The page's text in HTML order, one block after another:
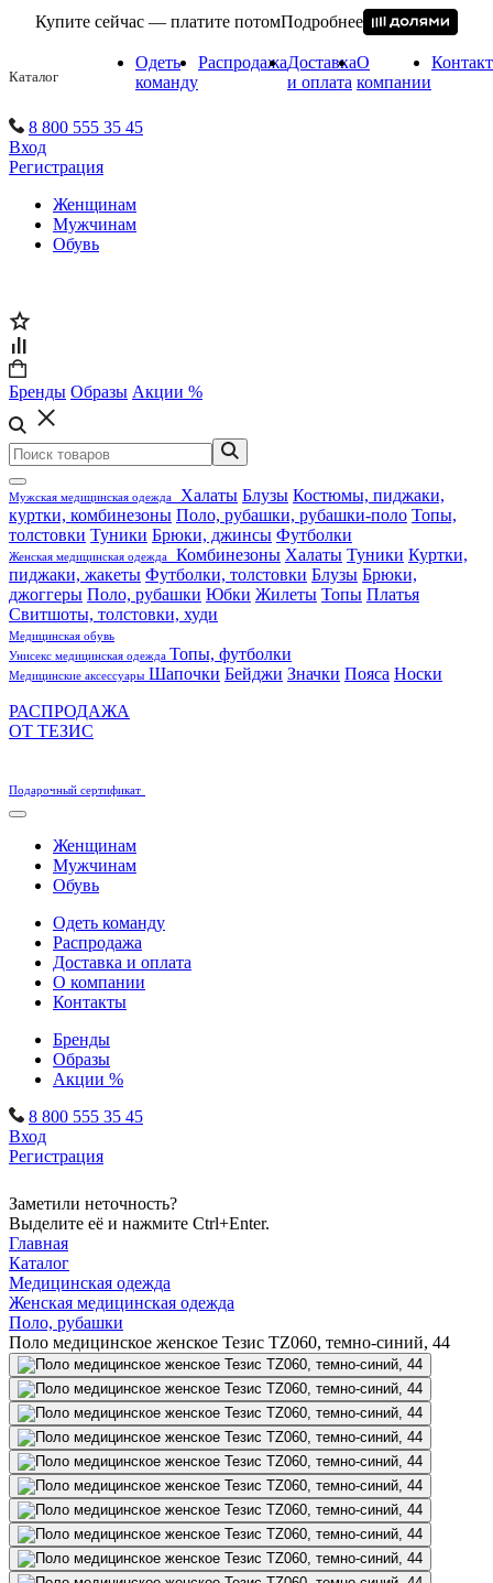
Купите сейчас — платите потомПодробнее
Каталог
Одеть
команду
РаспродажаДоставка
и оплата
О
компании
8 800 555 35 45
Вход
Регистрация
Женщинам
Мужчинам
Обувь
Бренды Образы Акции %
Мужская медицинская одежда Халаты Блузы Костюмы, пиджаки,
куртки, комбинезоны Поло, рубашки, рубашки-поло Топы,
толстовки Туники Брюки, джинсы Футболки
Женская медицинская одежда Комбинезоны Халаты Туники Куртки,
пиджаки, жакеты Футболки, толстовки Блузы Брюки,
джоггеры Поло, рубашки Юбки Жилеты Топы Платья
Свитшоты, толстовки, худи
Медицинская обувь
Унисекс медицинская одежда Топы, футболки
Медицинские аксессуары Шапочки Бейджи Значки Пояса Носки
РАСПРОДАЖА
ОТ ТЕЗИС
Подарочный сертификат
Женщинам
Мужчинам
Обувь
Одеть команду
Распродажа
Доставка и оплата
О компании
Контакты
Бренды
Образы
Акции %
8 800 555 35 45
Вход
Регистрация
Заметили неточность?
Выделите её и нажмите Ctrl+Enter.
Главная
Каталог
Медицинская одежда
Женская медицинская одежда
Поло, рубашки
Поло медицинское женское Тезис TZ060, темно-синий, 44